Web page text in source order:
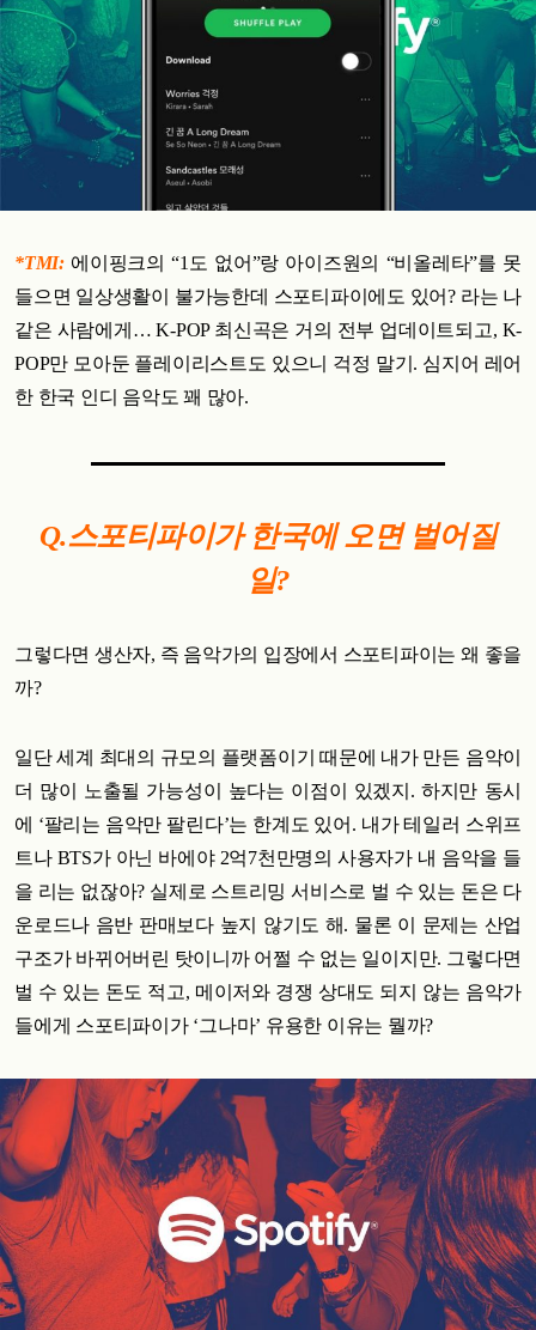
*TMI: 에이핑크의 “1도 없어”랑 아이즈원의 “비올레타”를 못
들으면 일상생활이 불가능한데 스포티파이에도 있어? 라는 나
같은 사람에게… K-POP 최신곡은 거의 전부 업데이트되고, K-
POP만 모아둔 플레이리스트도 있으니 걱정 말기. 심지어 레어
한 한국 인디 음악도 꽤 많아.
Q.스포티파이가 한국에 오면 벌어질
일?
그렇다면 생산자, 즉 음악가의 입장에서 스포티파이는 왜 좋을
까?
일단 세계 최대의 규모의 플랫폼이기 때문에 내가 만든 음악이
더 많이 노출될 가능성이 높다는 이점이 있겠지. 하지만 동시
에 ‘팔리는 음악만 팔린다’는 한계도 있어. 내가 테일러 스위프
트나 BTS가 아닌 바에야 2억7천만명의 사용자가 내 음악을 들
을 리는 없잖아? 실제로 스트리밍 서비스로 벌 수 있는 돈은 다
운로드나 음반 판매보다 높지 않기도 해. 물론 이 문제는 산업
구조가 바뀌어버린 탓이니까 어쩔 수 없는 일이지만. 그렇다면
벌 수 있는 돈도 적고, 메이저와 경쟁 상대도 되지 않는 음악가
들에게 스포티파이가 ‘그나마’ 유용한 이유는 뭘까?